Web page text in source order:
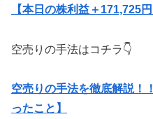
【本日の株利益＋171,725円
空売りの手法はコチラ👇
空売りの手法を徹底解説！
ったこと】